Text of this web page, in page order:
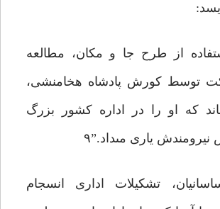
از طرح جا و مکان، مطالعه
توسط کورش پادشاه هخامنشى،
که او را در اداره کشور بزرگ
نیرومندش یارى مى‏داد.”۹
تشکیلات ادارى انسجام